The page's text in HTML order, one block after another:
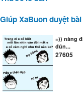
Giúp XaBuon duyệt
=)) nàng
đún...
27605